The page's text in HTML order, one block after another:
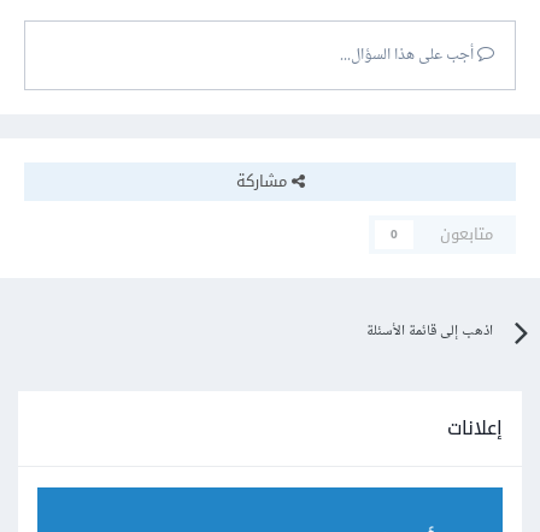
أجب على هذا السؤال...
مشاركة
متابعون
0
اذهب إلى قائمة الأسئلة
إعلانات